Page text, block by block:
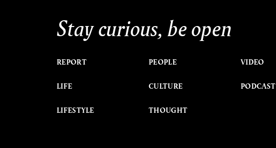
Stay curious, be open
REPORT
LIFE
LIFESTYLE
PEOPLE
CULTURE
THOUGHT
VIDEO
PODCAST